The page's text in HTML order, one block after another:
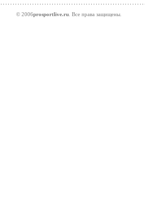
© 2006prosportlive.ru . Все права защищены.